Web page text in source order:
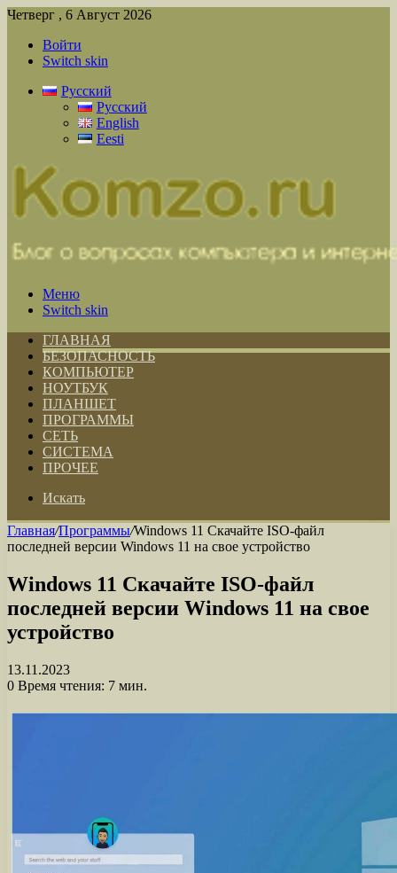
Четверг , 6 Август 2026
Войти
Switch skin
Русский
Русский
English
Eesti
Меню
Switch skin
ГЛАВНАЯ
БЕЗОПАСНОСТЬ
КОМПЬЮТЕР
НОУТБУК
ПЛАНШЕТ
ПРОГРАММЫ
СЕТЬ
СИСТЕМА
ПРОЧЕЕ
Искать
Главная/Программы/Windows 11 Скачайте ISO-файл
последней версии Windows 11 на свое устройство
Windows 11 Скачайте ISO-файл
последней версии Windows 11 на свое
устройство
13.11.2023
0 Время чтения: 7 мин.